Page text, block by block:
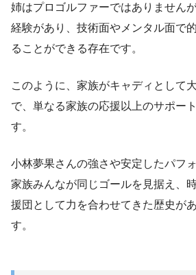
姉はプロゴルファーではありません
経験があり、技術面やメンタル面で
ることができる存在です。
このように、家族がキャディとして
で、単なる家族の応援以上のサポー
す。
小林夢果さんの強さや安定したパフ
家族みんなが同じゴールを見据え、
援団として力を合わせてきた歴史が
す。